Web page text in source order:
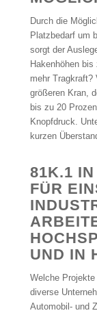
Durch die
Platzbedarf um
sorgt der
Hakenhöhen
mehr Tragkraft?
größeren Kran,
bis zu 20
Knopfdruck.
kurzen
81K.1
FÜR
UND IN
Welche
diverse
Automobil- und